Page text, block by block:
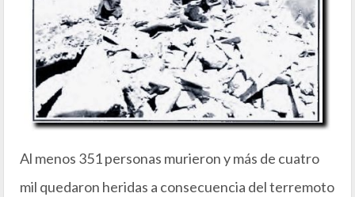
Al menos 351 personas murieron y más de cuatro
mil quedaron heridas a consecuencia del terremoto